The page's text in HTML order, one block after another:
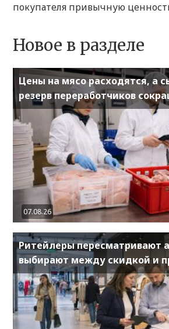
покупателя привычную
Новое в разделе
Цены на мясо расходятся, а
резерв переработчиков
07.08.26
Ритейлеры пересматривают
выбирают между скидкой и